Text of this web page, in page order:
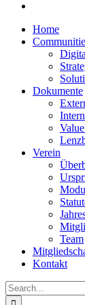
Home
Dokumente
Verein
Team
Kontakt
Search
for: